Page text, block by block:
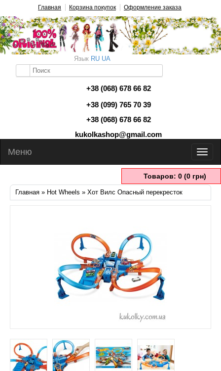
Главная Корзина покупок Оформление заказа
Язык RU UA
Товаров: 0 (0 грн)
+38 (068) 678 66 82
+38 (099) 765 70 39
+38 (068) 678 66 82
kukolkashop@gmail.com
Меню
Главная » Hot Wheels » Хот Вилс Опасный перекресток